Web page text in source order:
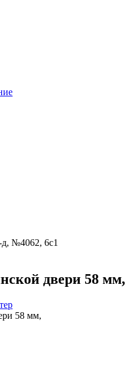
№4062, 6с1
двери 58 мм,
58 мм,